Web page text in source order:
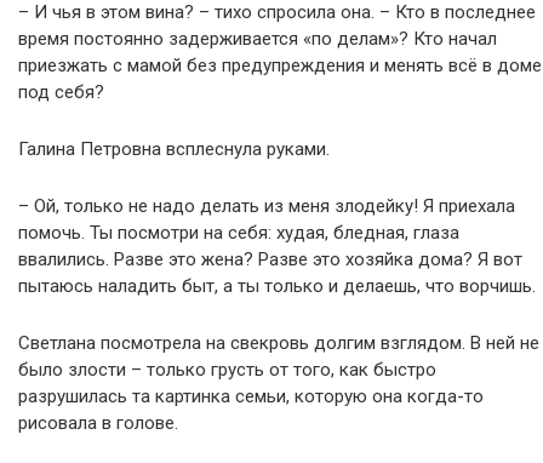
– И чья в этом вина? – тихо спросила она. – Кто в последнее
время постоянно задерживается «по делам»? Кто начал
приезжать с мамой без предупреждения и менять всё в доме
под себя?
Галина Петровна всплеснула руками.
– Ой, только не надо делать из меня злодейку! Я приехала
помочь. Ты посмотри на себя: худая, бледная, глаза
ввалились. Разве это жена? Разве это хозяйка дома? Я вот
пытаюсь наладить быт, а ты только и делаешь, что ворчишь.
Светлана посмотрела на свекровь долгим взглядом. В ней не
было злости – только грусть от того, как быстро
разрушилась та картинка семьи, которую она когда-то
рисовала в голове.